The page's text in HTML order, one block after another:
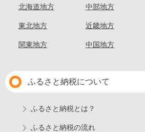
北海道地方
東北地方
関東地方
中部地方
近畿地方
中国地方
ふるさと納税について
ふるさと納税とは？
ふるさと納税の流れ